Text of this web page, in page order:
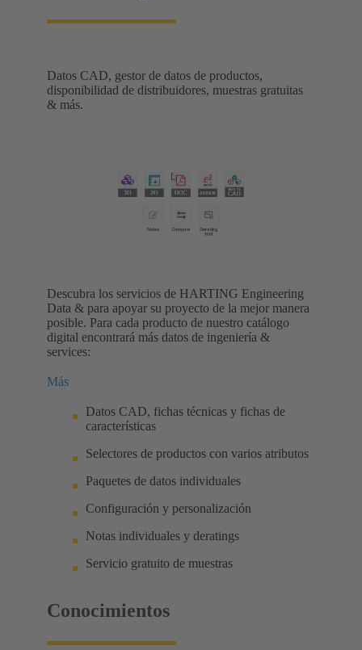
Datos CAD, gestor de datos de productos,
disponibilidad de distribuidores, muestras gratuitas
& más.
Descubra los servicios de HARTING Engineering
Data & para apoyar su proyecto de la mejor manera
posible. Para cada producto de nuestro catálogo
digital encontrará más datos de ingeniería &
services:
Más
Datos CAD, fichas técnicas y fichas de
características
Selectores de productos con varios atributos
Paquetes de datos individuales
Configuración y personalización
Notas individuales y deratings
Servicio gratuito de muestras
Conocimientos